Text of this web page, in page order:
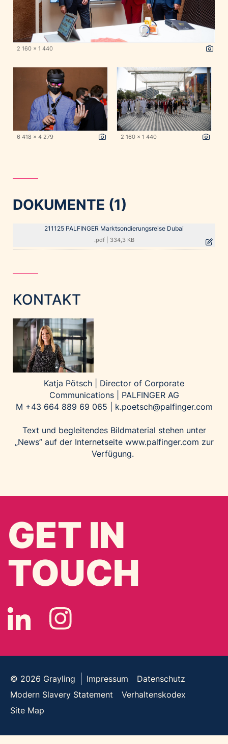
2 160 x 1 440
6 418 x 4 279 2 160 x 1 440
DOKUMENTE (1)
211125 PALFINGER Marktsondierungsreise Dubai
.pdf| 334,3 KB
KONTAKT
Katja Pötsch | Director of Corporate
Communications | PALFINGER AG
M +43 664 889 69 065 | k.poetsch@palfinger.com
Text und begleitendes Bildmaterial stehen unter
„News” auf der Internetseite www.palfinger.com zur
Verfügung.
GET IN
TOUCH
© 2026 Grayling Impressum
Datenschutz
Modern Slavery Statement
Verhaltenskodex
Site Map